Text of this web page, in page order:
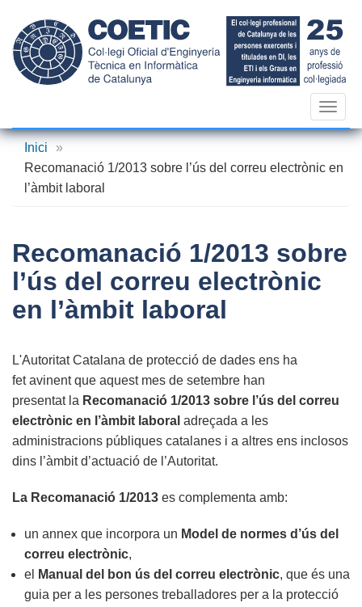
contingut
Inici
»
Recomanació 1/2013 sobre l’ús del correu electrònic en
l’àmbit laboral
Recomanació 1/2013 sobre
l’ús del correu electrònic
en l’àmbit laboral
L'Autoritat Catalana de protecció de dades ens ha
fet avinent que aquest mes de setembre han
presentat la Recomanació 1/2013 sobre l’ús del correu
electrònic en l’àmbit laboral adreçada a les
administracions públiques catalanes i a altres ens inclosos
dins l’àmbit d’actuació de l’Autoritat.
La Recomanació 1/2013 es complementa amb:
un annex que incorpora un Model de normes d’ús del
correu electrònic,
el
Manual del bon ús del correu electrònic, que és una
guia per a les persones treballadores per a la protecció